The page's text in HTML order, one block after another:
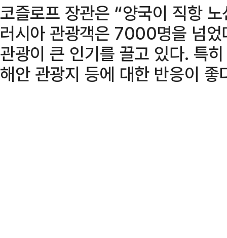
코즐로프 장관은 “양국이 직항
러시아 관광객은 7000명을 넘었
관광이 큰 인기를 끌고 있다. 특
해안 관광지 등에 대한 반응이 좋